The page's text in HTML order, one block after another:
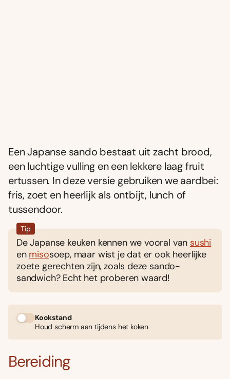
Een Japanse sando bestaat uit zacht brood,
een luchtige vulling en een lekkere laag fruit
ertussen. In deze versie gebruiken we aardbei:
fris, zoet en heerlijk als ontbijt, lunch of
tussendoor.
Tip
De Japanse keuken kennen we vooral van sushi
en misosoep, maar wist je dat er ook heerlijke
zoete gerechten zijn, zoals deze sando-
sandwich? Echt het proberen waard!
Kookstand
Houd scherm aan tijdens het koken
Bereiding